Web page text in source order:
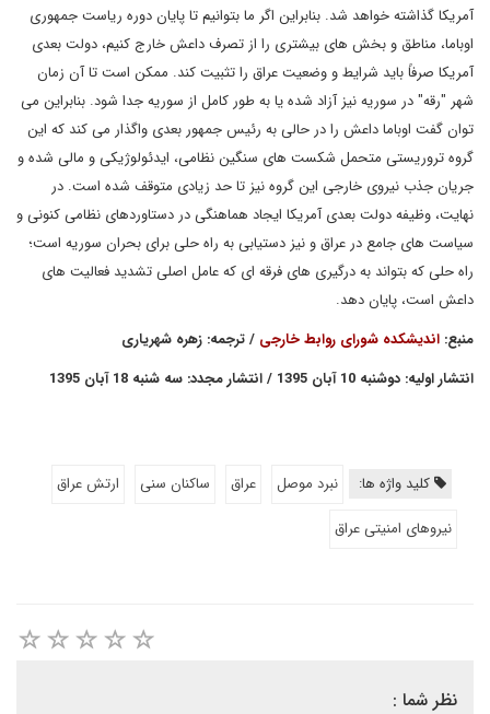
آمریکا گذاشته خواهد شد. بنابراین اگر ما بتوانیم تا پایان دوره ریاست جمهوری
اوباما، مناطق و بخش های بیشتری را از تصرف داعش خارج کنیم، دولت بعدی
آمریکا صرفاً باید شرایط و وضعیت عراق را تثبیت کند. ممکن است تا آن زمان
شهر "رقه" در سوریه نیز آزاد شده یا به طور کامل از سوریه جدا شود. بنابراین می
توان گفت اوباما داعش را در حالی به رئیس جمهور بعدی واگذار می کند که این
گروه تروریستی متحمل شکست های سنگین نظامی، ایدئولوژیکی و مالی شده و
جریان جذب نیروی خارجی این گروه نیز تا حد زیادی متوقف شده است. در
نهایت، وظیفه دولت بعدی آمریکا ایجاد هماهنگی در دستاوردهای نظامی کنونی و
سیاست های جامع در عراق و نیز دستیابی به راه حلی برای بحران سوریه است؛
راه حلی که بتواند به درگیری های فرقه ای که عامل اصلی تشدید فعالیت های
داعش است، پایان دهد.
منبع: اندیشکده شورای روابط خارجی / ترجمه: زهره شهریاری
انتشار اولیه: دوشنبه 10 آبان 1395 / انتشار مجدد: سه شنبه 18 آبان 1395
کلید واژه ها: نبرد موصل عراق ساکنان سنی
ارتش عراق
نیروهای امنیتی عراق
نظر شما :